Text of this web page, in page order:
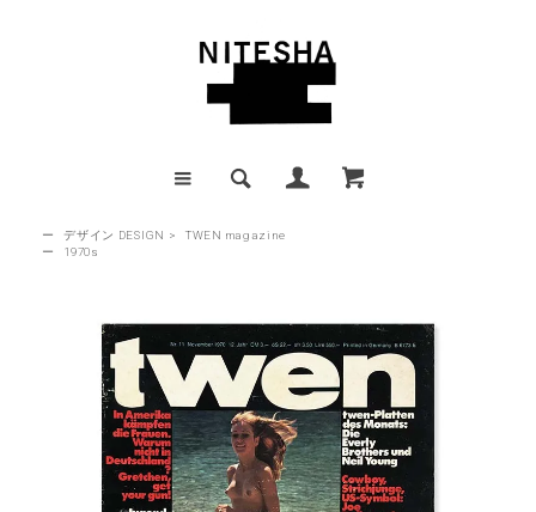
ー デザイン DESIGN >
TWEN magazine
ー
1970s